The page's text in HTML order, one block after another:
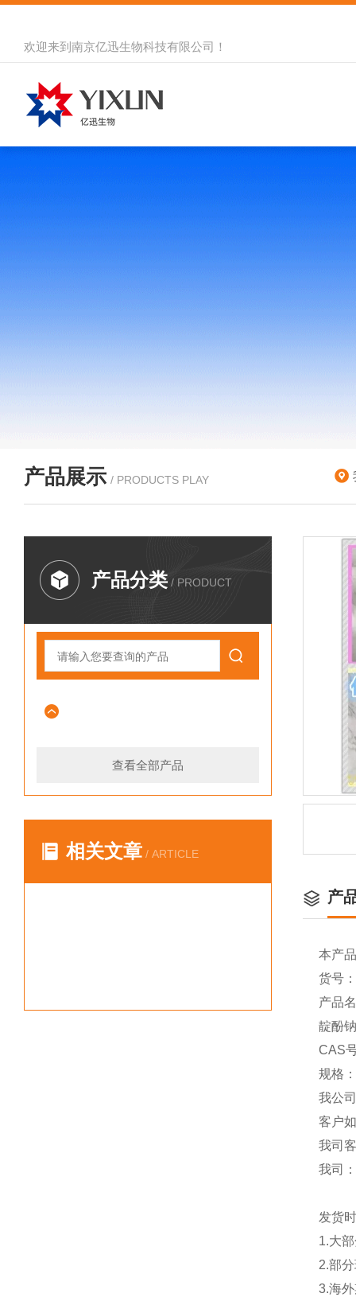
欢迎来到 南京亿迅生物科技有限公司 ！
产品展示 / PRODUCTS PLAY
产品分类 / PRODUCT
查看全部产品
相关文章 / ARTICLE
产
本产
货号
产品
靛酚
CAS
规格
我公
客户
我司
我司
发货
1.大
2.部
3.海